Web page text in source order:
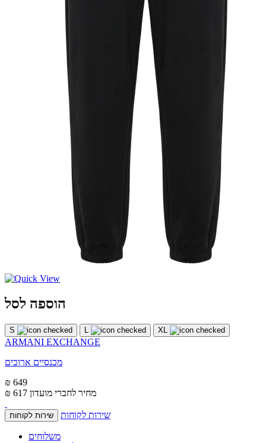
הוספה לסל
S L XL
ARMANI EXCHANGE
מכנסיים ארוכים
₪ 649
₪ 617 מחיר לחברי מועדון
שירות לקוחות שירות לקוחות
משלוחים